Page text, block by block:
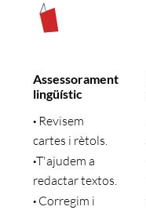
Assessorament
lingüístic
· Revisem
cartes i rètols.
·T'ajudem a
redactar textos.
· Corregim i